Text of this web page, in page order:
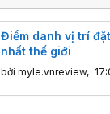
Điểm danh vị trí
nhất thế giới
bởi myle.vnreview,